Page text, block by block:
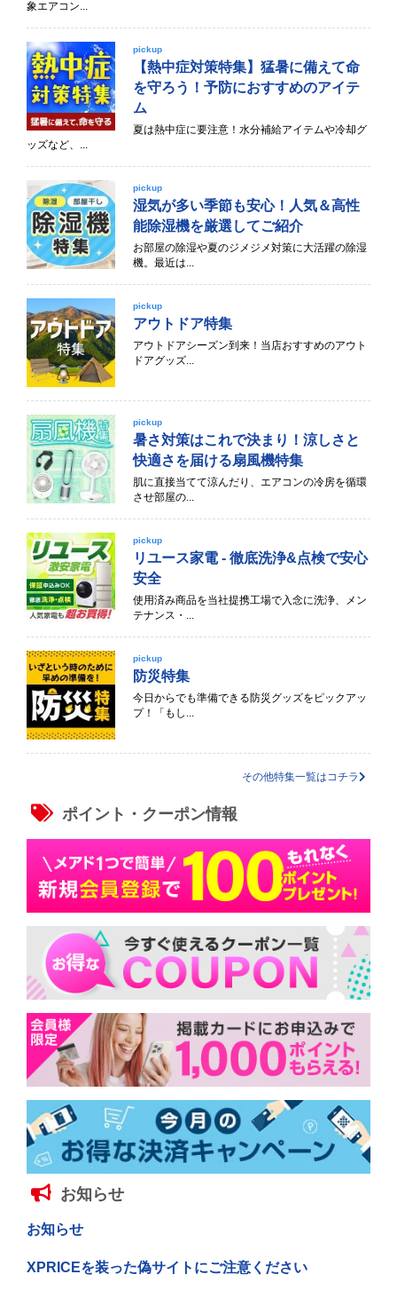
象エアコン...
pickup
【熱中症対策特集】猛暑に備えて命
を守ろう！予防におすすめのアイテ
ム
夏は熱中症に要注意！水分補給アイテムや冷却グ
ッズなど、...
pickup
湿気が多い季節も安心！人気＆高性
能除湿機を厳選してご紹介
お部屋の除湿や夏のジメジメ対策に大活躍の除湿
機。最近は...
pickup
アウトドア特集
アウトドアシーズン到来！当店おすすめのアウト
ドアグッズ...
pickup
暑さ対策はこれで決まり！涼しさと
快適さを届ける扇風機特集
肌に直接当てて涼んだり、エアコンの冷房を循環
させ部屋の...
pickup
リユース家電 - 徹底洗浄&点検で安心
安全
使用済み商品を当社提携工場で入念に洗浄、メン
テナンス・...
pickup
防災特集
今日からでも準備できる防災グッズをピックアッ
プ！「もし...
その他特集一覧はコチラ
ポイント・クーポン情報
お知らせ
お知らせ
XPRICEを装った偽サイトにご注意ください